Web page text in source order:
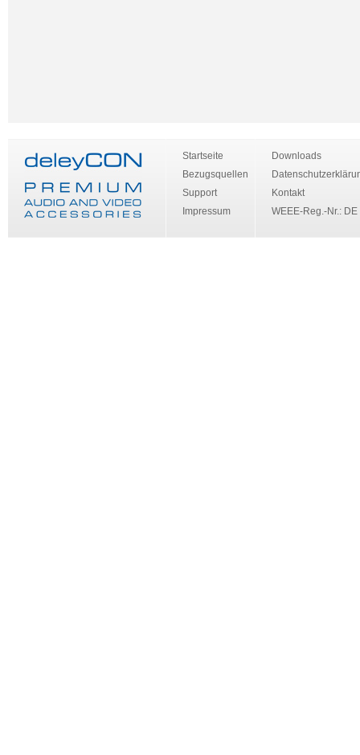
Startseite
Bezugsquellen
Support
Impressum
Downloads
Kontakt
WEEE-Reg.-Nr.: